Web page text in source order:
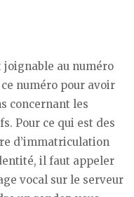
au numéro
numéro pour avoir
concernant les
Pour ce qui est des
d’immatriculation
il faut appeler
vocal sur le serveur